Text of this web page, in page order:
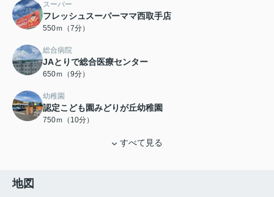
スーパー
フレッシュスーパーママ西取手店
550ｍ（7分）
総合病院
JAとりで総合医療センター
650ｍ（9分）
幼稚園
認定こども園みどりが丘幼稚園
750ｍ（10分）
すべて見る
地図